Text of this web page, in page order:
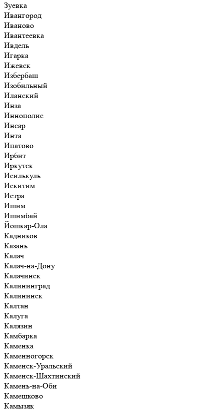
Зуевка
Ивангород
Иваново
Ивантеевка
Ивдель
Игарка
Ижевск
Избербаш
Изобильный
Иланский
Инза
Иннополис
Инсар
Инта
Ипатово
Ирбит
Иркутск
Исилькуль
Искитим
Истра
Ишим
Ишимбай
Йошкар-Ола
Кадников
Казань
Калач
Калач-на-Дону
Калачинск
Калининград
Калининск
Калтан
Калуга
Калязин
Камбарка
Каменка
Каменногорск
Каменск-Уральский
Каменск-Шахтинский
Камень-на-Оби
Камешково
Камызяк